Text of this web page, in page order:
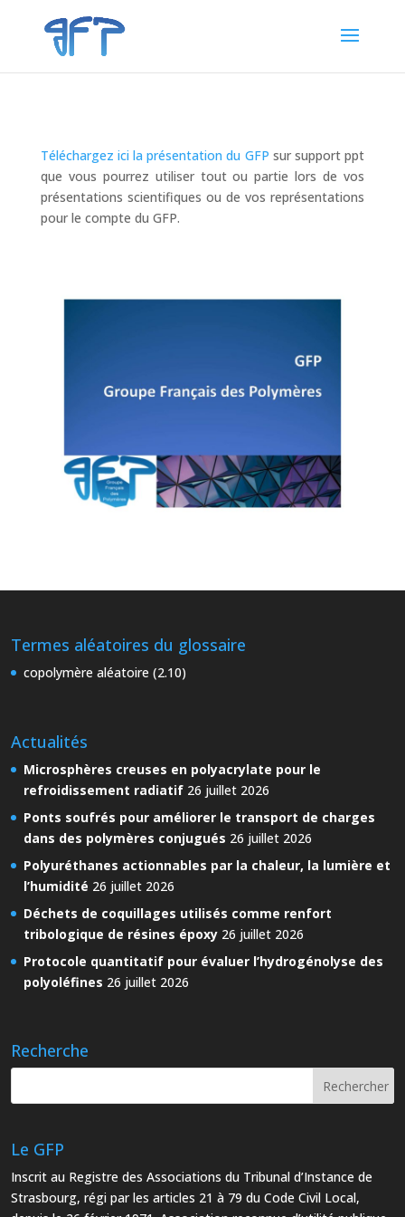
Téléchargez ici la présentation du GFP sur support ppt
que vous pourrez utiliser tout ou partie lors de vos
présentations scientifiques ou de vos représentations
pour le compte du GFP.
Termes aléatoires du glossaire
copolymère aléatoire (2.10)
Actualités
Microsphères creuses en polyacrylate pour le
refroidissement radiatif 26 juillet 2026
Ponts soufrés pour améliorer le transport de charges
dans des polymères conjugués 26 juillet 2026
Polyuréthanes actionnables par la chaleur, la lumière et
l’humidité 26 juillet 2026
Déchets de coquillages utilisés comme renfort
tribologique de résines époxy 26 juillet 2026
Protocole quantitatif pour évaluer l’hydrogénolyse des
polyoléfines 26 juillet 2026
Recherche
Le GFP
Inscrit au Registre des Associations du Tribunal d’Instance de
Strasbourg, régi par les articles 21 à 79 du Code Civil Local,